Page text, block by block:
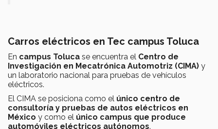
Carros eléctricos en Tec campus Toluca
En campus Toluca se encuentra el Centro de
Investigación en Mecatrónica Automotriz (CIMA) y
un laboratorio nacional para pruebas de vehículos
eléctricos.
El CIMA se posiciona como el único centro de
consultoría y pruebas de autos eléctricos en
México y como el único campus que produce
automóviles eléctricos autónomos.